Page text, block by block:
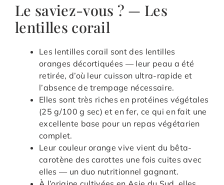
Le saviez-vous ? — Les
lentilles corail
Les lentilles corail sont des lentilles
oranges décortiquées — leur peau a été
retirée, d’où leur cuisson ultra-rapide et
l’absence de trempage nécessaire.
Elles sont très riches en protéines végétales
(25 g/100 g sec) et en fer, ce qui en fait une
excellente base pour un repas végétarien
complet.
Leur couleur orange vive vient du bêta-
carotène des carottes une fois cuites avec
elles — un duo nutritionnel gagnant.